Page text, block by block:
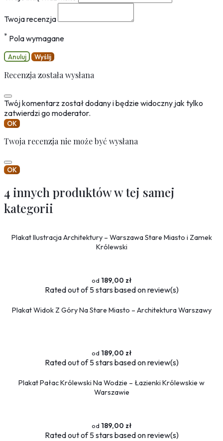
Twoja recenzja
* Pola wymagane
Anuluj Wyślij
Recenzja została wysłana
Twój komentarz został dodany i będzie widoczny jak tylko
zatwierdzi go moderator.
OK
Twoja recenzja nie może być wysłana
OK
4 innych produktów w tej samej
kategorii
Plakat Ilustracja Architektury – Warszawa Stare Miasto i Zamek
Królewski
189,00 zł
Ratedout of 5 stars based onreview(s)
Plakat Widok Z Góry Na Stare Miasto – Architektura Warszawy
189,00 zł
Ratedout of 5 stars based onreview(s)
Plakat Pałac Królewski Na Wodzie – Łazienki Królewskie w
Warszawie
189,00 zł
Ratedout of 5 stars based onreview(s)